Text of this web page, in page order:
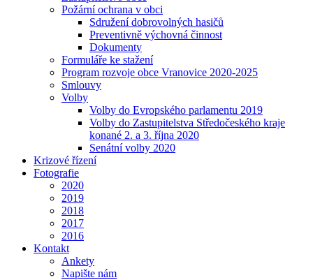
Požární ochrana v obci
Sdružení dobrovolných hasičů
Preventivně výchovná činnost
Dokumenty
Formuláře ke stažení
Program rozvoje obce Vranovice 2020-2025
Smlouvy
Volby
Volby do Evropského parlamentu 2019
Volby do Zastupitelstva Středočeského kraje
konané 2. a 3. října 2020
Senátní volby 2020
Krizové řízení
Fotografie
2020
2019
2018
2017
2016
Kontakt
Ankety
Napište nám